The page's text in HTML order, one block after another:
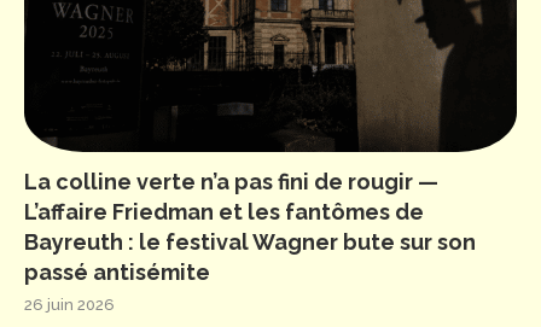
La colline verte n’a pas fini de rougir —
L’affaire Friedman et les fantômes de
Bayreuth : le festival Wagner bute sur son
passé antisémite
26 juin 2026